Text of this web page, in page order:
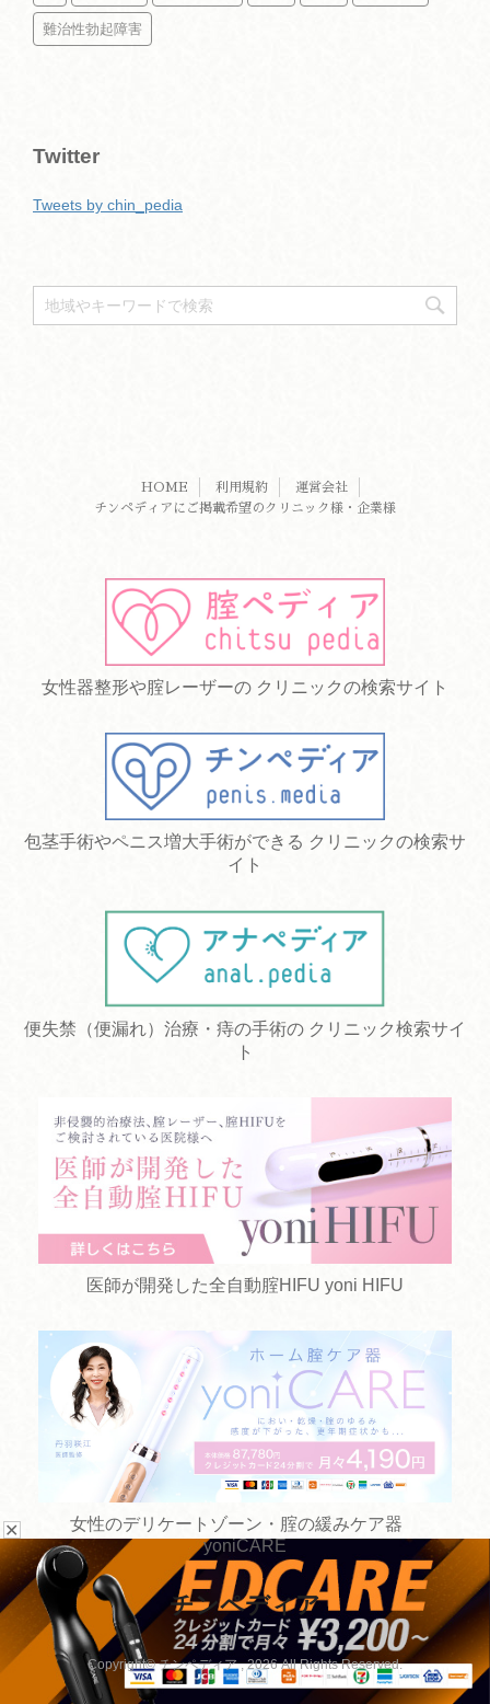
難治性勃起障害
Twitter
Tweets by chin_pedia
お悩みから探す
手術方法から探す
病院を探す
手術以外の治療から探す
✕
HOME 利用規約
運営会社
チンペディアにご掲載希望のクリニック様・企業様
女性器整形や腟レーザーの クリニックの検索サイト
包茎手術やペニス増大手術ができる クリニックの検索サ
イト
便失禁（便漏れ）治療・痔の手術の クリニック検索サイ
ト
医師が開発した全自動腟HIFU yoni HIFU
女性のデリケートゾーン・腟の緩みケア器
yoniCARE
チンペディア
Copyright© チンペディア , 2026 All Rights Reserved.